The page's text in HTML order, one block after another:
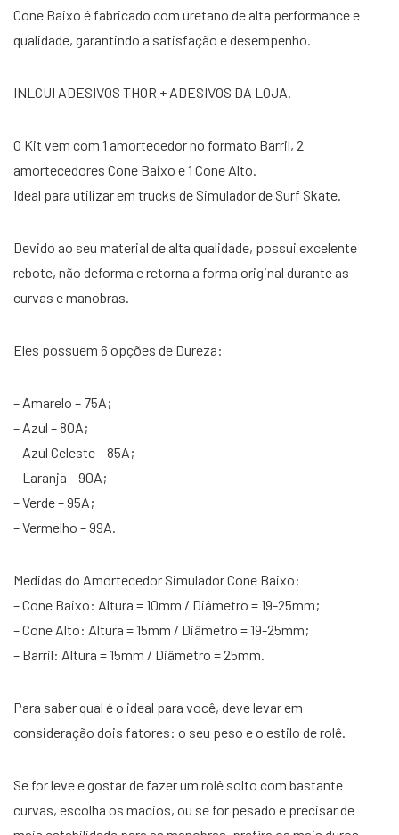
Cone Baixo é fabricado com uretano de alta performance e
qualidade, garantindo a satisfação e desempenho.
INLCUI ADESIVOS THOR + ADESIVOS DA LOJA.
O Kit vem com 1 amortecedor no formato Barril, 2
amortecedores Cone Baixo e 1 Cone Alto.
Ideal para utilizar em trucks de Simulador de Surf Skate.
Devido ao seu material de alta qualidade, possui excelente
rebote, não deforma e retorna a forma original durante as
curvas e manobras.
Eles possuem 6 opções de Dureza:
– Amarelo – 75A;
– Azul – 80A;
– Azul Celeste – 85A;
– Laranja – 90A;
– Verde – 95A;
– Vermelho – 99A.
Medidas do Amortecedor Simulador Cone Baixo:
– Cone Baixo: Altura = 10mm / Diâmetro = 19-25mm;
– Cone Alto: Altura = 15mm / Diâmetro = 19-25mm;
– Barril: Altura = 15mm / Diâmetro = 25mm.
Para saber qual é o ideal para você, deve levar em
consideração dois fatores: o seu peso e o estilo de rolê.
Se for leve e gostar de fazer um rolê solto com bastante
curvas, escolha os macios, ou se for pesado e precisar de